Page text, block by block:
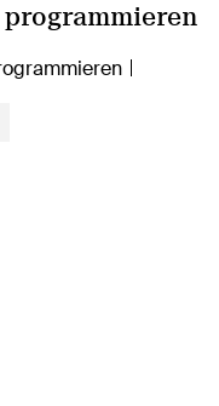
programmieren